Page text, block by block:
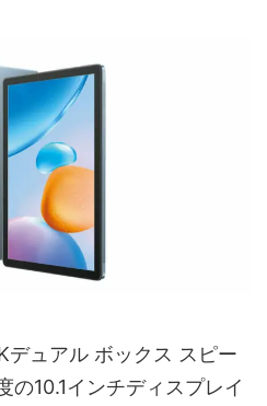
ュアル ボックス スピー
の10.1インチディスプレイ